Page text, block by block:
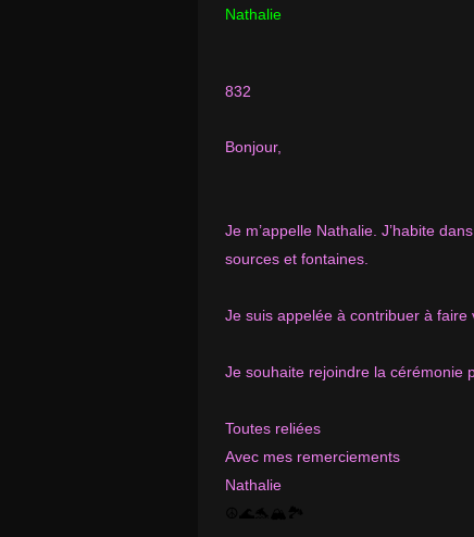
Nathalie
832
Bonjour,
Je m’appelle Nathalie. J’habite
sources et fontaines.
Je suis appelée à contribuer à faire
Je souhaite rejoindre la cérémonie
Toutes reliées
Avec mes remerciements
Nathalie